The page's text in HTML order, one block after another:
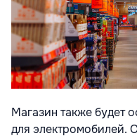
Магазин также будет
для электромобилей.